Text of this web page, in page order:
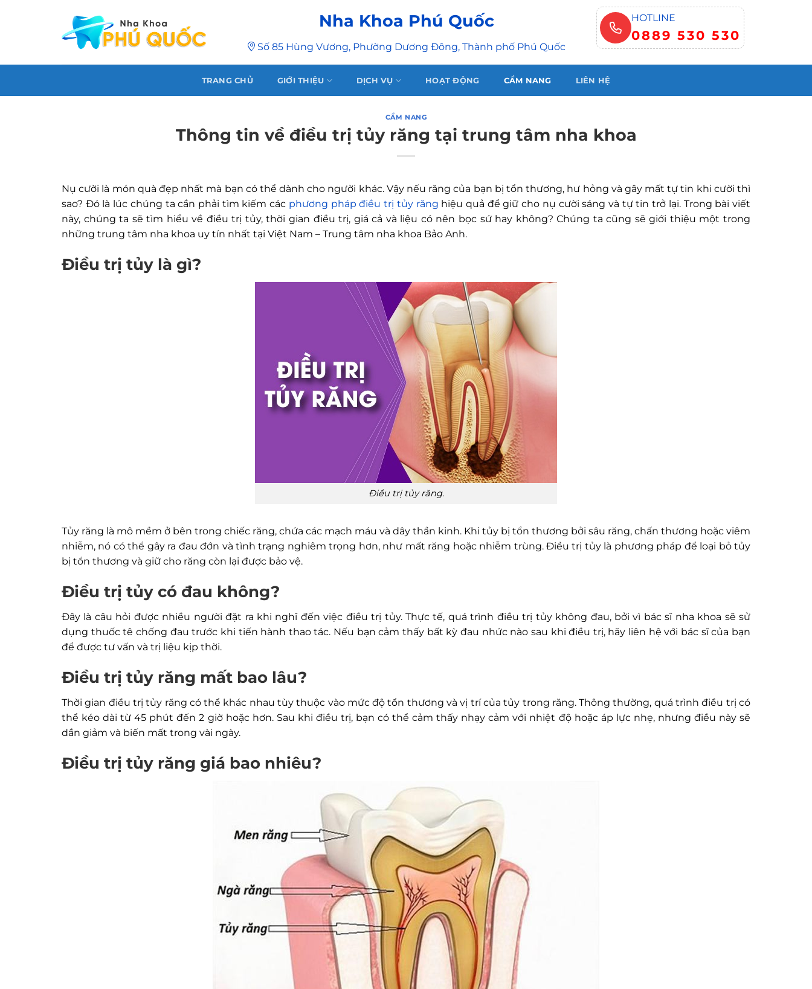
Nha Khoa Phú Quốc
Số 85 Hùng Vương, Phường Dương Đông, Thành phố Phú Quốc
HOTLINE
0889 530 530
TRANG CHỦ GIỚI THIỆU DỊCH VỤ HOẠT ĐỘNG CẨM NANG LIÊN HỆ
CẨM NANG
Thông tin về điều trị tủy răng tại trung tâm nha khoa
Nụ cười là món quà đẹp nhất mà bạn có thể dành cho người khác. Vậy nếu răng của bạn bị tổn thương, hư hỏng và gây mất tự tin khi cười thì
sao? Đó là lúc chúng ta cần phải tìm kiếm các phương pháp điều trị tủy răng hiệu quả để giữ cho nụ cười sáng và tự tin trở lại. Trong bài viết
này, chúng ta sẽ tìm hiểu về điều trị tủy, thời gian điều trị, giá cả và liệu có nên bọc sứ hay không? Chúng ta cũng sẽ giới thiệu một trong
những trung tâm nha khoa uy tín nhất tại Việt Nam – Trung tâm nha khoa Bảo Anh.
Điều trị tủy là gì?
Điều trị tủy răng.
Tủy răng là mô mềm ở bên trong chiếc răng, chứa các mạch máu và dây thần kinh. Khi tủy bị tổn thương bởi sâu răng, chấn thương hoặc viêm
nhiễm, nó có thể gây ra đau đớn và tình trạng nghiêm trọng hơn, như mất răng hoặc nhiễm trùng. Điều trị tủy là phương pháp để loại bỏ tủy
bị tổn thương và giữ cho răng còn lại được bảo vệ.
Điều trị tủy có đau không?
Đây là câu hỏi được nhiều người đặt ra khi nghĩ đến việc điều trị tủy. Thực tế, quá trình điều trị tủy không đau, bởi vì bác sĩ nha khoa sẽ sử
dụng thuốc tê chống đau trước khi tiến hành thao tác. Nếu bạn cảm thấy bất kỳ đau nhức nào sau khi điều trị, hãy liên hệ với bác sĩ của bạn
để được tư vấn và trị liệu kịp thời.
Điều trị tủy răng mất bao lâu?
Thời gian điều trị tủy răng có thể khác nhau tùy thuộc vào mức độ tổn thương và vị trí của tủy trong răng. Thông thường, quá trình điều trị có
thể kéo dài từ 45 phút đến 2 giờ hoặc hơn. Sau khi điều trị, bạn có thể cảm thấy nhạy cảm với nhiệt độ hoặc áp lực nhẹ, nhưng điều này sẽ
dần giảm và biến mất trong vài ngày.
Điều trị tủy răng giá bao nhiêu?